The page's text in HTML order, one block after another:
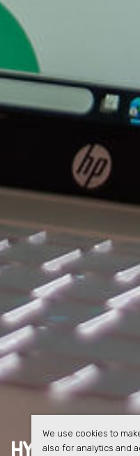
We use cookies to
also for analytics and